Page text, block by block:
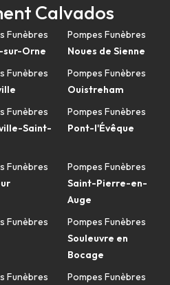
Calvados
Funèbres
sur-Orne
Funèbres
Funèbres
Saint-
Funèbres
Funèbres
Funèbres
Pompes Funèbres
Noues de Sienne
Pompes Funèbres
Ouistreham
Pompes Funèbres
Pont-l'Évêque
Pompes Funèbres
Saint-Pierre-en-
Auge
Pompes Funèbres
Souleuvre en
Bocage
Pompes Funèbres